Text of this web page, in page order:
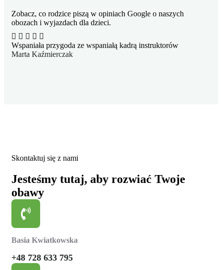
Zobacz, co rodzice piszą w opiniach Google o naszych
obozach i wyjazdach dla dzieci.
Wspaniała przygoda ze wspaniałą kadrą instruktorów
Marta Kaźmierczak
Skontaktuj się z nami
Jesteśmy tutaj, aby rozwiać Twoje
obawy
Basia Kwiatkowska
+48 728 633 795